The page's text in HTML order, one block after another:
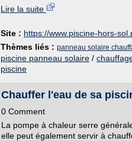
Lire la suite
Site : https://www.piscine-hors-
Thèmes liés : panneau solaire
piscine panneau solaire /
piscine
Chauffer l'eau de sa
0 Comment
La pompe à chaleur serre
elle peut également servir à